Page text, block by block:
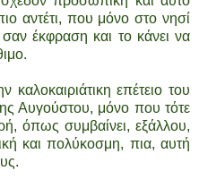
αντέτι, που μόνο στο νησί
έκφραση και το κάνει να
καλοκαιριάτικη επέτειο του
Αυγούστου, μόνο που τότε
όπως συμβαίνει, εξάλλου,
και πολύκοσμη, πια, αυτή